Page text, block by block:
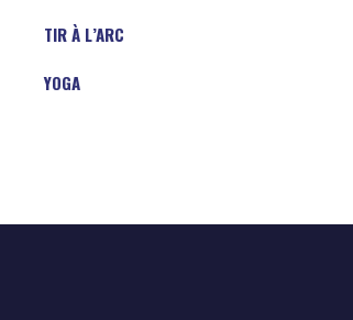
TIR À L’ARC
YOGA